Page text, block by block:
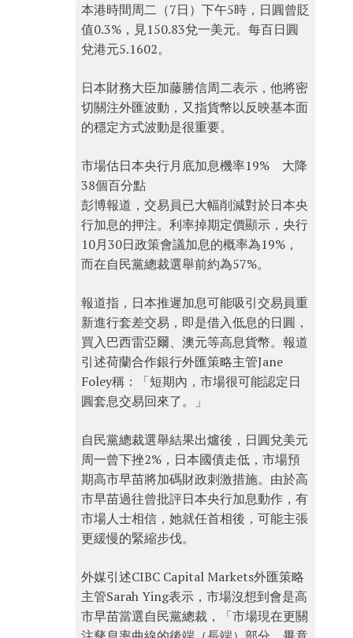
本港時間周二（7日）下午5時，日圓曾貶
值0.3%，見150.83兌一美元。每百日圓
兌港元5.1602。
日本財務大臣加藤勝信周二表示，他將密
切關注外匯波動，又指貨幣以反映基本面
的穩定方式波動是很重要。
市場估日本央行月底加息機率19% 大降
38個百分點
彭博報道，交易員已大幅削減對於日本央
行加息的押注。利率掉期定價顯示，央行
10月30日政策會議加息的概率為19%，
而在自民黨總裁選舉前約為57%。
報道指，日本推遲加息可能吸引交易員重
新進行套差交易，即是借入低息的日圓，
買入巴西雷亞爾、澳元等高息貨幣。報道
引述荷蘭合作銀行外匯策略主管Jane
Foley稱：「短期內，市場很可能認定日
圓套息交易回來了。」
自民黨總裁選舉結果出爐後，日圓兌美元
周一曾下挫2%，日本國債走低，市場預
期高市早苗將加碼財政刺激措施。由於高
市早苗過往曾批評日本央行加息動作，有
市場人士相信，她就任首相後，可能主張
更緩慢的緊縮步伐。
外媒引述CIBC Capital Markets外匯策略
主管Sarah Ying表示，市場沒想到會是高
市早苗當選自民黨總裁，「市場現在更關